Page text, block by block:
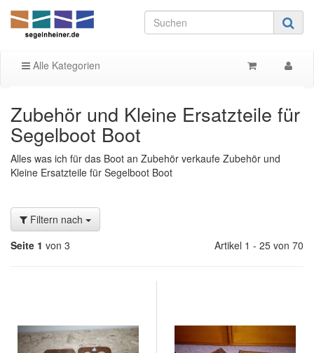
Alle Kategorien
Zubehör und Kleine Ersatzteile für
Segelboot Boot
Alles was ich für das Boot an Zubehör verkaufe Zubehör und
Kleine Ersatzteile für Segelboot Boot
Filtern nach
Seite 1 von 3 Artikel 1 - 25 von 70